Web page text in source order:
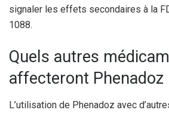
signaler les effets secondaires à la
1088.
Quels autres
affecteront Phenadoz
L’utilisation de Phenadoz avec